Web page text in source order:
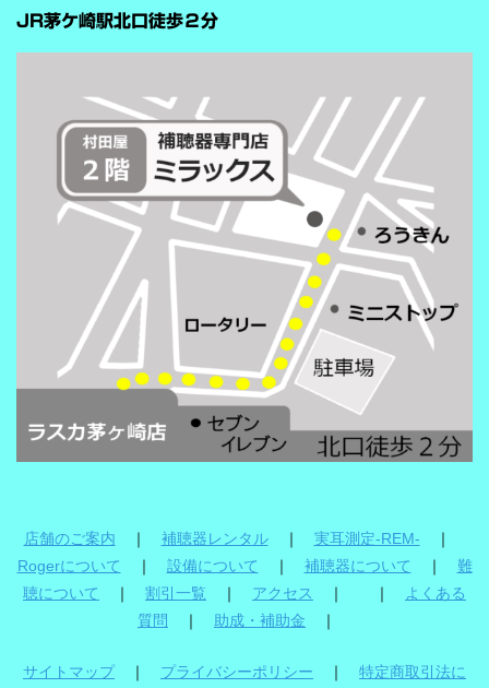
が“周囲の音を全部
JR茅ケ崎駅北口徒歩２分
店舗のご案内 ｜ 補聴器レンタル｜ 実耳測定-REM- ｜
Rogerについて ｜ 設備について ｜ 補聴器について ｜ 難
聴について
｜ 割引一覧 ｜ アクセス ｜ ｜
よくある
質問
｜ 助成・補助金 ｜
サイトマップ｜ プライバシーポリシー ｜ 特定商取引法に